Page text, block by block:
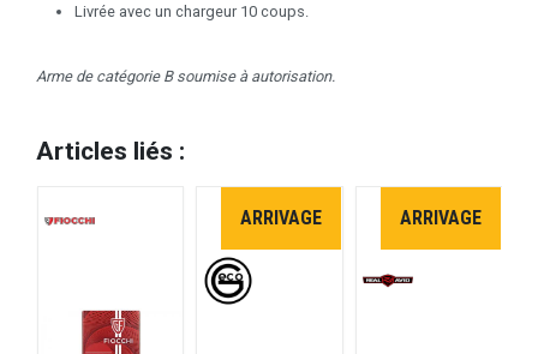
Livrée avec un chargeur 10 coups.
Arme de catégorie B soumise à autorisation.
Articles liés :
ARRIVAGE ARRIVAGE